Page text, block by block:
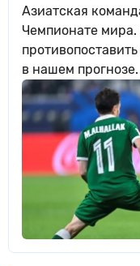
Азиатская
Чемпионате
в нашем прогнозе.